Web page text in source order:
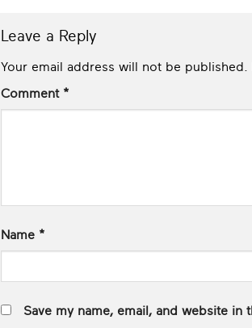
Leave a Reply
Your email address will not be published.
Comment *
Name *
Save my name, email, and website